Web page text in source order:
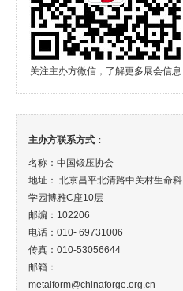
关注主办方微信，了解更多展会信息
主办方联系方式：
名称：中国锻压协会
地址： 北京昌平北清路中关村生命科
学园博雅C座10层
邮编：102206
电话：010- 69731006
传真：010-53056644
邮箱：
metalform@chinaforge.org.cn